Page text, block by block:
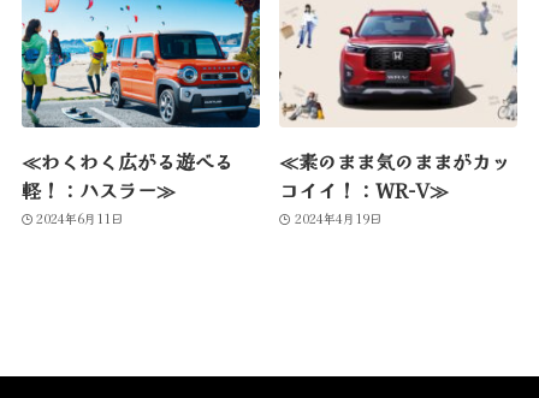
≪わくわく広がる遊べる
軽！：ハスラー≫
2024年6月11日
≪素のまま気のままがカッ
コイイ！：WR-V≫
2024年4月19日